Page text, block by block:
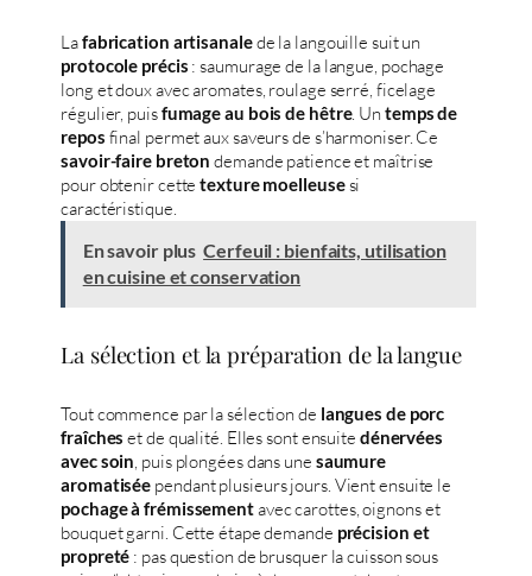
Lafabrication artisanalede la langouille suit un
protocole précis : saumurage de la langue, pochage
long et doux avec aromates, roulage serré, ficelage
régulier, puisfumage au bois de hêtre. Un temps de
repos final permet aux saveurs de s’harmoniser. Ce
savoir-faire breton demande patience et maîtrise
pour obtenir cettetexture moelleusesi
caractéristique.
En savoir plus Cerfeuil : bienfaits, utilisation
en cuisine et conservation
La sélection et la préparation de la langue
Tout commence par la sélection de langues de porc
fraîches et de qualité. Elles sont ensuite dénervées
avec soin, puis plongées dans une saumure
aromatisée pendant plusieurs jours. Vient ensuite le
pochage à frémissementavec carottes, oignons et
bouquet garni. Cette étape demande précision et
propreté : pas question de brusquer la cuisson sous